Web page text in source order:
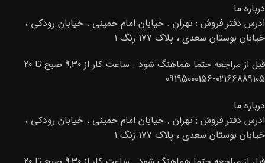
درباره ما
ادرس دفتر فروش : تهران . خیابان امام خمینی ، خیابان رودکی ،
خیابان بوستان سعدی ، پلاک ۱۷۷ زنگ ۱
قبل از مراجعه حتما هماهنگ شود . ساعت کار از 9:30 صبح تا 20
02166889105-09195000156
درباره ما
ادرس دفتر فروش : تهران . خیابان امام خمینی ، خیابان رودکی ،
خیابان بوستان سعدی ، پلاک ۱۷۷ زنگ ۱